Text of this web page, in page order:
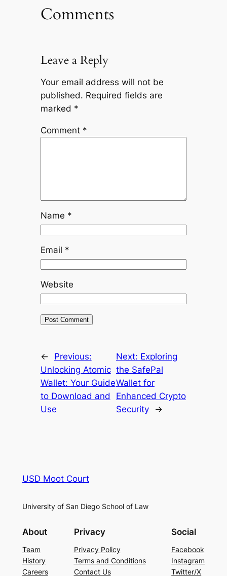
Comments
Leave a Reply
Your email address will not be
published. Required fields are
marked *
Comment *
Name *
Email *
Website
←
Previous:
Unlocking Atomic
Wallet: Your Guide
to Download and
Use
Next: Exploring
the SafePal
Wallet for
Enhanced Crypto
Security
→
USD Moot Court
University of San Diego School of Law
About
Team
History
Careers
Privacy
Privacy Policy
Terms and Conditions
Contact Us
Social
Facebook
Instagram
Twitter/X